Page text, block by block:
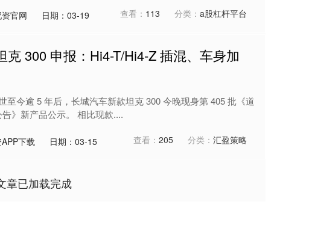
官网 日期：03-19 查看： 113 分类： a股杠杆平台
克 300 申报：Hi4-T/Hi4-Z 插混、车身加
至今逾 5 年后，长城汽车新款坦克 300 今晚现身第 405 批《道
》新产品公示。 相比现款....
下载 日期：03-15 查看： 205 分类： 汇盈策略
章已加载完成